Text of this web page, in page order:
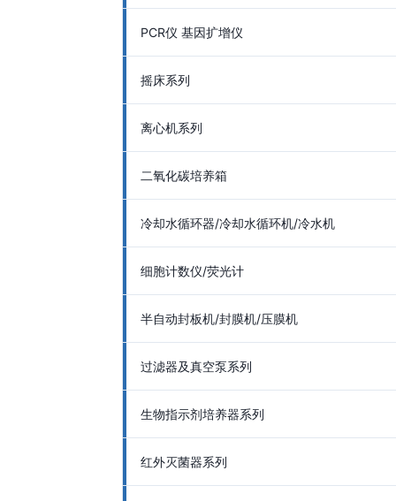
PCR仪 基因扩增仪
摇床系列
离心机系列
二氧化碳培养箱
冷却水循环器/冷却水循环机/冷水机
细胞计数仪/荧光计
半自动封板机/封膜机/压膜机
过滤器及真空泵系列
生物指示剂培养器系列
红外灭菌器系列